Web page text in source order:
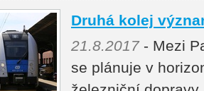
Druhá kolej
21.8.2017- Mezi
se plánuje v